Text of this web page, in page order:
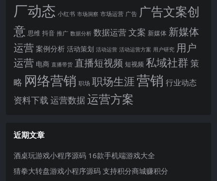
厂动态 小红书 市场洞察 市场运营 广告 广告文案创
意 思维 抖音 推广 数据分析 数据运营 文案 新媒体 新媒体
运营 案例分析 活动策划 活动运营 活动运营方案 用户研究 用户
运营 电商 直播带货 直播短视频 短视频 私域社群 策
略 网络营销 职场 职场生涯营销 行业动态
资料下载 运营数据运营方案
近期文章
酒桌玩游戏小程序源码 16款手机端游戏大全
猜拳大转盘游戏小程序源码 支持积分商城赚积分